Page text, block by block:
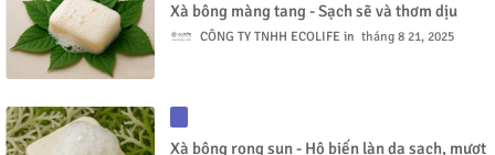
Xà bông màng tang - Sạch sẽ và thơm dịu
CÔNG TY TNHH ECOLIFE tháng 8 21, 2025
Xà bông rong sụn - Hô biến làn da sạch, mượt